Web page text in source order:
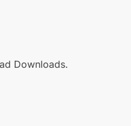
Downloads.